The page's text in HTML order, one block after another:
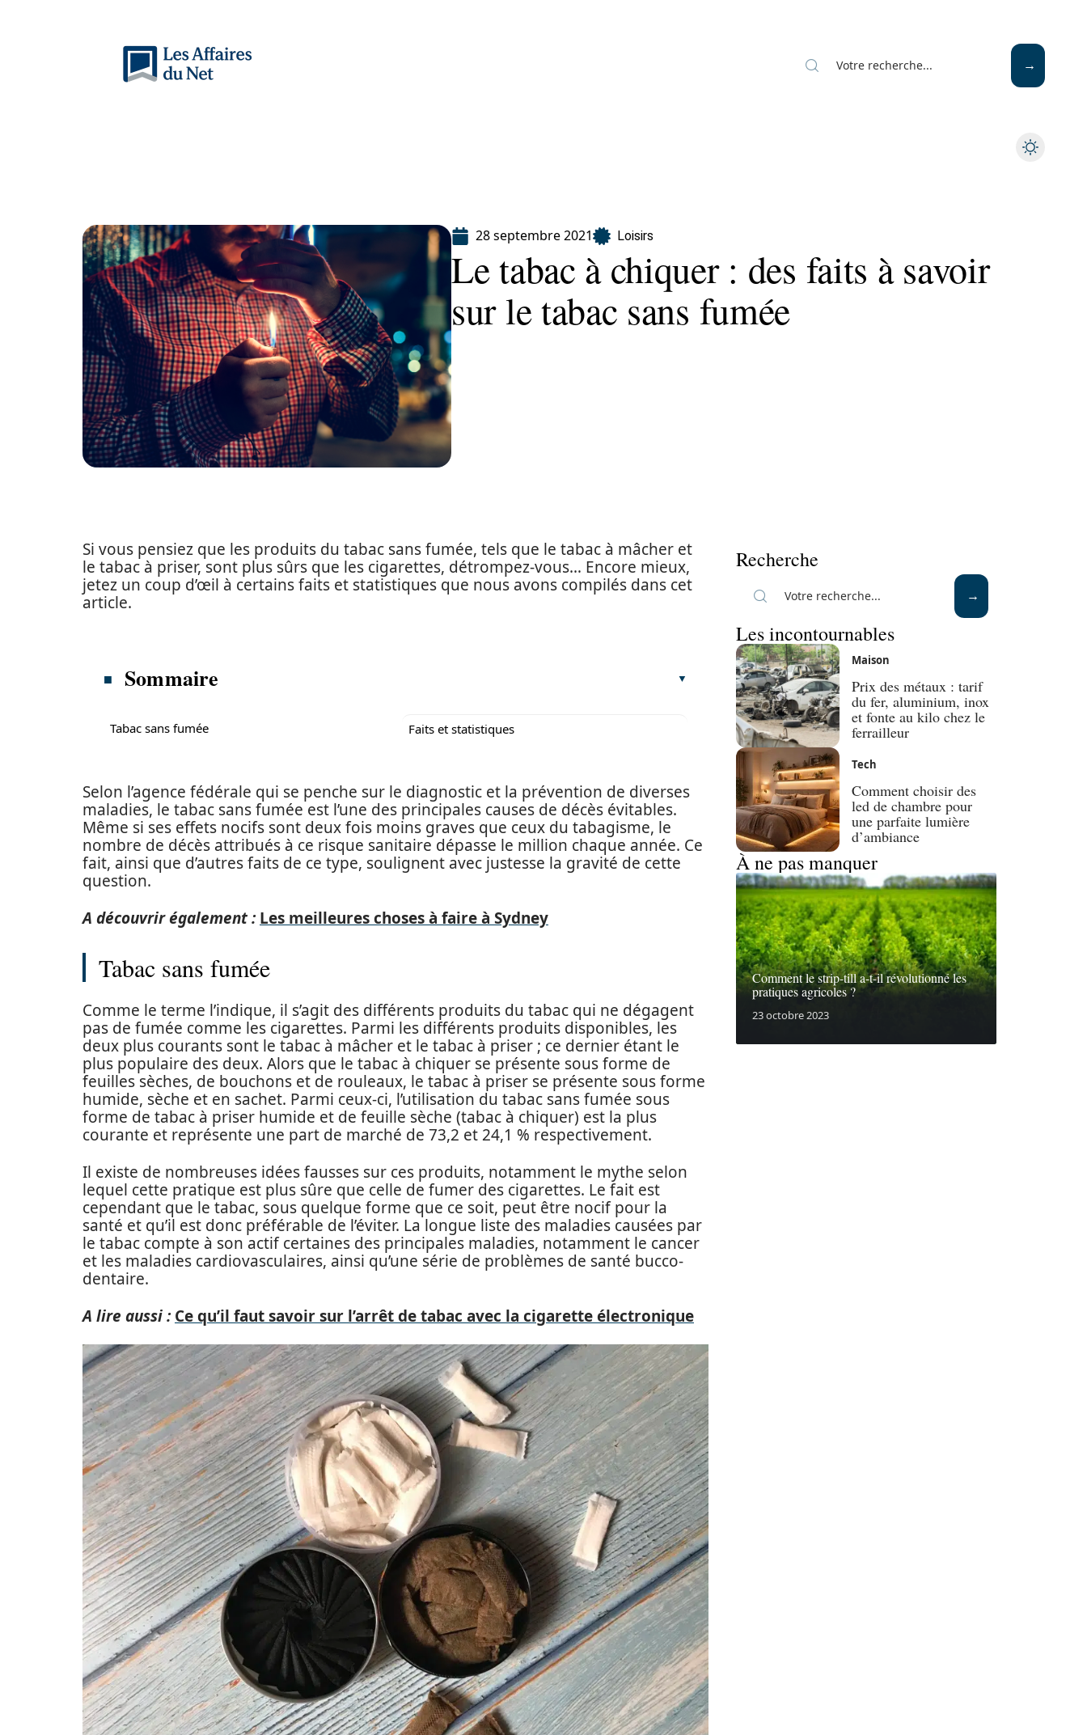
28 septembre 2021 Loisirs
Le tabac à chiquer : des faits à savoir
sur le tabac sans fumée
Si vous pensiez que les produits du tabac sans fumée, tels que le tabac à mâcher et
le tabac à priser, sont plus sûrs que les cigarettes, détrompez-vous… Encore mieux,
jetez un coup d’œil à certains faits et statistiques que nous avons compilés dans cet
article.
Sommaire
Tabac sans fumée Faits et statistiques
Selon l’agence fédérale qui se penche sur le diagnostic et la prévention de diverses
maladies, le tabac sans fumée est l’une des principales causes de décès évitables.
Même si ses effets nocifs sont deux fois moins graves que ceux du tabagisme, le
nombre de décès attribués à ce risque sanitaire dépasse le million chaque année. Ce
fait, ainsi que d’autres faits de ce type, soulignent avec justesse la gravité de cette
question.
A découvrir également : Les meilleures choses à faire à Sydney
Tabac sans fumée
Comme le terme l’indique, il s’agit des différents produits du tabac qui ne dégagent
pas de fumée comme les cigarettes. Parmi les différents produits disponibles, les
deux plus courants sont le tabac à mâcher et le tabac à priser ; ce dernier étant le
plus populaire des deux. Alors que le tabac à chiquer se présente sous forme de
feuilles sèches, de bouchons et de rouleaux, le tabac à priser se présente sous forme
humide, sèche et en sachet. Parmi ceux-ci, l’utilisation du tabac sans fumée sous
forme de tabac à priser humide et de feuille sèche (tabac à chiquer) est la plus
courante et représente une part de marché de 73,2 et 24,1 % respectivement.
Il existe de nombreuses idées fausses sur ces produits, notamment le mythe selon
lequel cette pratique est plus sûre que celle de fumer des cigarettes. Le fait est
cependant que le tabac, sous quelque forme que ce soit, peut être nocif pour la
santé et qu’il est donc préférable de l’éviter. La longue liste des maladies causées par
le tabac compte à son actif certaines des principales maladies, notamment le cancer
et les maladies cardiovasculaires, ainsi qu’une série de problèmes de santé bucco-
dentaire.
A lire aussi : Ce qu’il faut savoir sur l’arrêt de tabac avec la cigarette électronique
Recherche
Les incontournables
Maison
Prix des métaux : tarif
du fer, aluminium, inox
et fonte au kilo chez le
ferrailleur
Tech
Comment choisir des
led de chambre pour
une parfaite lumière
d’ambiance
À ne pas manquer
Comment le strip-till a-t-il révolutionné les
pratiques agricoles ?
23 octobre 2023